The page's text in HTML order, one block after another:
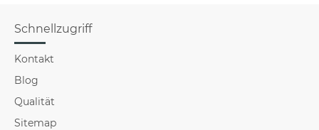
Schnellzugriff
Kontakt
Blog
Qualität
Sitemap